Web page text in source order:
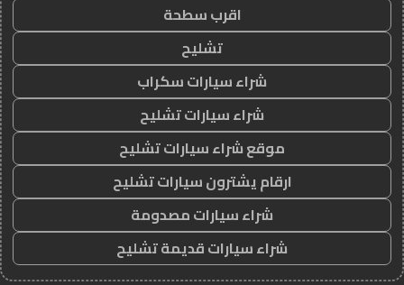
اقرب سطحة
تشليح
شراء سيارات سكراب
شراء سيارات تشليح
موقع شراء سيارات تشليح
ارقام يشترون سيارات تشليح
شراء سيارات مصدومة
شراء سيارات قديمة تشليح